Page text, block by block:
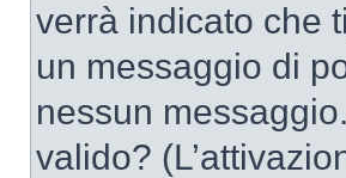
verrà indicato che
un messaggio di
nessun
valido?